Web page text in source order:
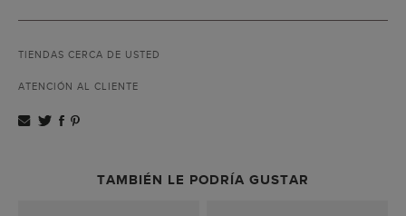
TIENDAS CERCA DE USTED
ATENCIÓN AL CLIENTE
TAMBIÉN LE PODRÍA GUSTAR